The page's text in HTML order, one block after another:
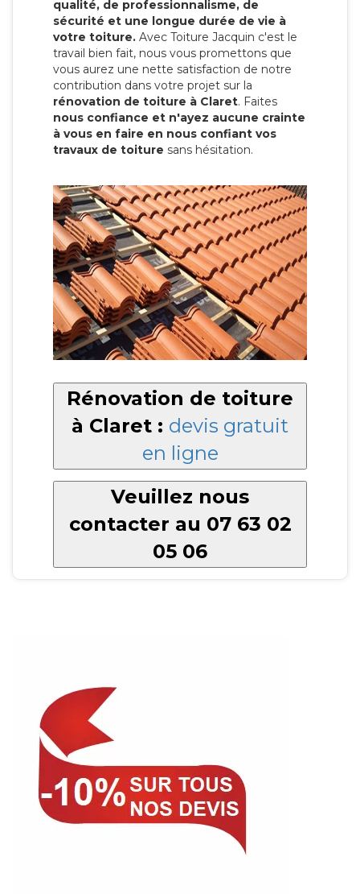
qualité, de professionnalisme, de
sécurité et une longue durée de vie à
votre toiture. Avec Toiture Jacquin c'est le
travail bien fait, nous vous promettons que
vous aurez une nette satisfaction de notre
contribution dans votre projet sur la
rénovation de toiture à Claret. Faites
nous confiance et n'ayez aucune crainte
à vous en faire en nous confiant vos
travaux de toiture sans hésitation.
Rénovation de toiture
à Claret : devis gratuit
en ligne
Veuillez nous
contacter au 07 63 02
05 06